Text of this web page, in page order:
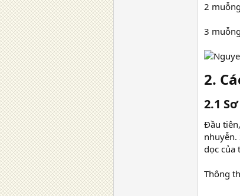
2
3
2.
2.1
Đầu
nhuyễn.
dọc của
Thông